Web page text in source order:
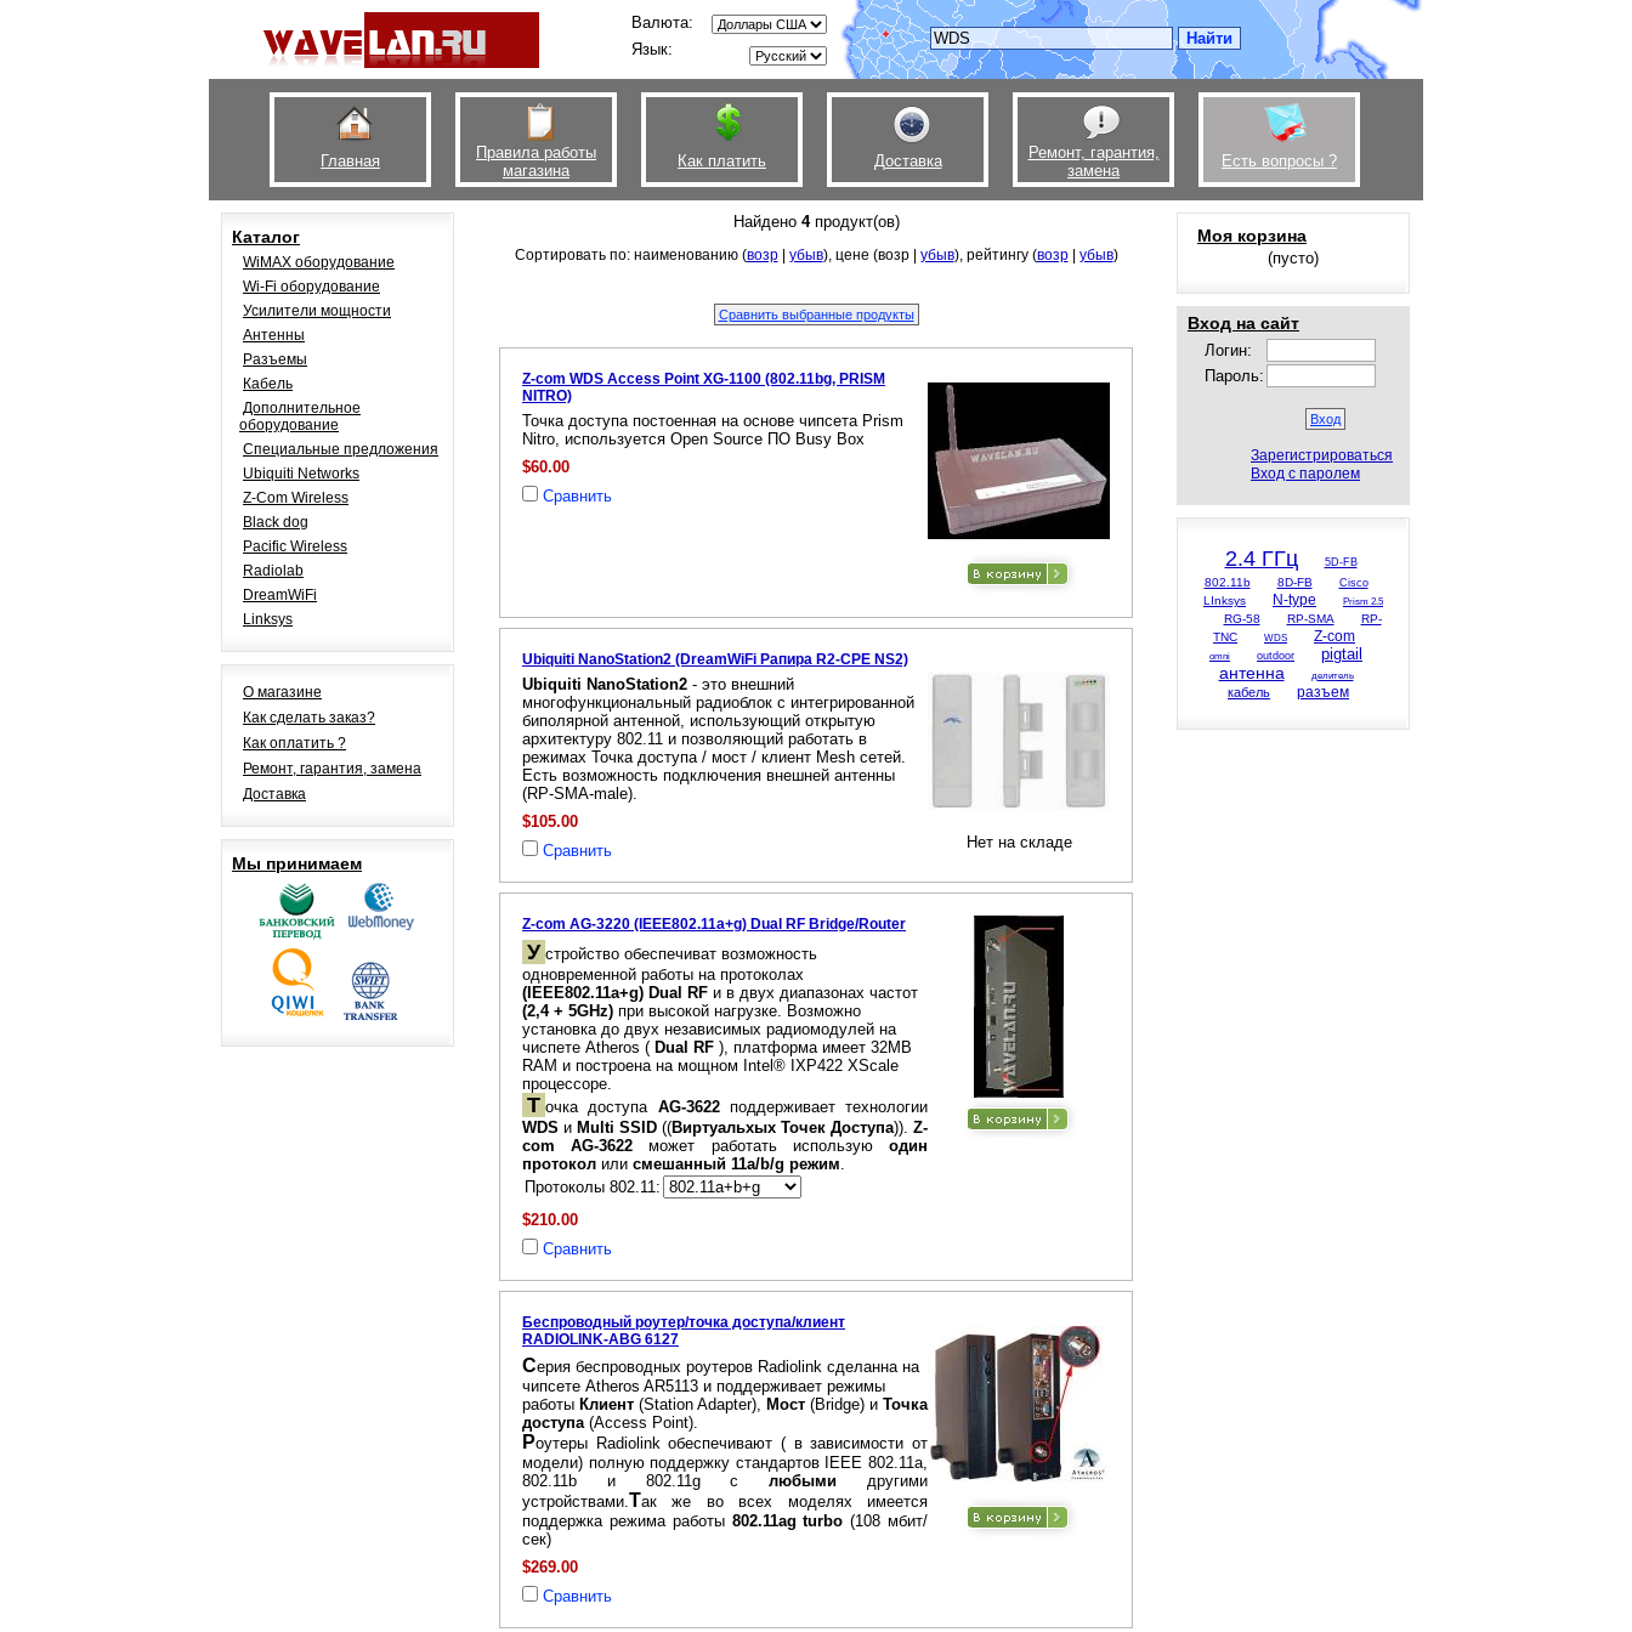
Валюта:
Язык:
Главная
Правила работы
магазина
Как платить Доставка
Ремонт, гарантия,
замена
Есть вопросы ?
Каталог
WiMAX оборудование
Wi-Fi оборудование
Усилители мощности
Антенны
Разъемы
Кабель
Дополнительное
оборудование
Специальные предложения
Ubiquiti Networks
Z-Com Wireless
Black dog
Pacific Wireless
Radiolab
DreamWiFi
Linksys
О магазине
Как сделать заказ?
Как оплатить ?
Ремонт, гарантия, замена
Доставка
Мы принимаем
Найдено 4продукт(ов)
Сортировать по: наименованию (возр| убыв), цене (возр | убыв), рейтингу (возр| убыв)
Z-com WDS Access Point XG-1100 (802.11bg, PRISM
NITRO)
Точка доступа постоенная на основе чипсета Prism
Nitro, используется Open Source ПО Busy Box
$60.00
Сравнить
Нет на складе
Ubiquiti NanoStation2 (DreamWiFi Рапира R2-CPE NS2)
Ubiquiti NanoStation2 - это внешний
многофункциональный радиоблок с интегрированной
биполярной антенной, использующий открытую
архитектуру 802.11 и позволяющий работать в
режимах Точка доступа / мост / клиент Mesh сетей.
Есть возможность подключения внешней антенны
(RP-SMA-male).
$105.00
Сравнить
Z-com AG-3220 (IEEE802.11a+g) Dual RF Bridge/Router
У стройство обеспечиват возможность
одновременной работы на протоколах
(IEEE802.11a+g) Dual RF и в двух диапазонах частот
(2,4 + 5GHz) при высокой нагрузке. Возможно
установка до двух независимых радиомодулей на
чиспете Atheros ( Dual RF ), платформа имеет 32MB
RAM и построена на мощном Intel® IXP422 XScale
процессоре.
Т очка доступа AG-3622поддерживает технологии
WDS и Multi SSID ((Виртуальхых Точек Доступа)). Z-
com AG-3622 может работать используюодин
протокол или смешанный 11a/b/g режим.
Протоколы 802.11:
$210.00
Сравнить
Беспроводный роутер/точка доступа/клиент
RADIOLINK-ABG 6127
Серия беспроводных роутеров Radiolink сделанна на
чипсете Atheros AR5113 и поддерживает режимы
работы Клиент (Station Adapter), Мост (Bridge) и Точка
доступа(Access Point).
Роутеры Radiolink обеспечивают ( в зависимости от
модели) полную поддержку стандартов IEEE 802.11a,
802.11b и 802.11g слюбыми другими
устройствами.Так же во всех моделях имеется
поддержка режима работы 802.11ag turbo (108 мбит/
сек)
$269.00
Сравнить
Моя корзина
(пусто)
Вход на сайт
Логин:
Пароль:
Зарегистрироваться
Вход с паролем
2.4 ГГц 5D-FB
802.11b 8D-FB Cisco
LInksys N-type Prism 2.5
RG-58 RP-SMA
RP-
TNC
WDS Z-com
omni outdoor pigtail
антенна делитель
кабель разъем